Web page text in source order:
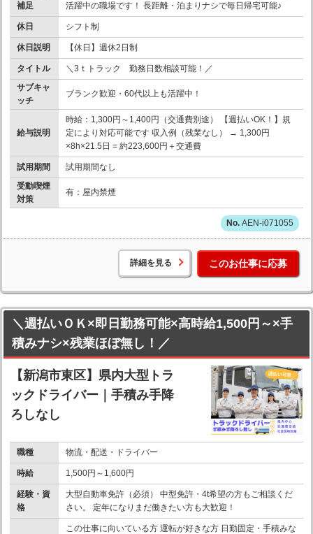
補足
活躍中の職場です！ 長距離・泊まりナシで毎日帰宅可能♪
休日 シフト制
休日説明 【休日】週休2日制
タイトル
＼3ｔトラック 勤務日数相談可能！／
サブキャ
ッチ
ブランク歓迎・60代以上も活躍中！
給与説明
時給：1,300円～1,400円（交通費別途） 【週払いOK！】規
定により対応可能です 収入例（残業なし） → 1,300円
×8h×21.5日 = 約223,600円＋交通費
試用期間
試用期間なし
受動喫煙
対策
有：屋内禁煙
AEN-i071055
詳細を見る このお仕事に応募
＼週払いＯＫ×即日勤務可能×高時給1,500円～×手
積みナシ×残業ほぼ無し！／
【新潟市東区】県内大型トラ
ックドライバー｜手積み手降
ろしなし
職種 物流・配送・ドライバー
時給 1,500円～1,600円
経験・資
格
大型自動車免許（必須） 中型免許・4t希望の方もご相談くだ
さい。 定年になりまだ働きたい方も大歓迎！
この仕事に向いている方 運転が好きな方 日勤固定・手積みな